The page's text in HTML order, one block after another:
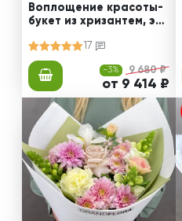
Воплощение красоты-
букет из хризантем, эус
17
-3% 9 680 ₽
от 9 414 ₽